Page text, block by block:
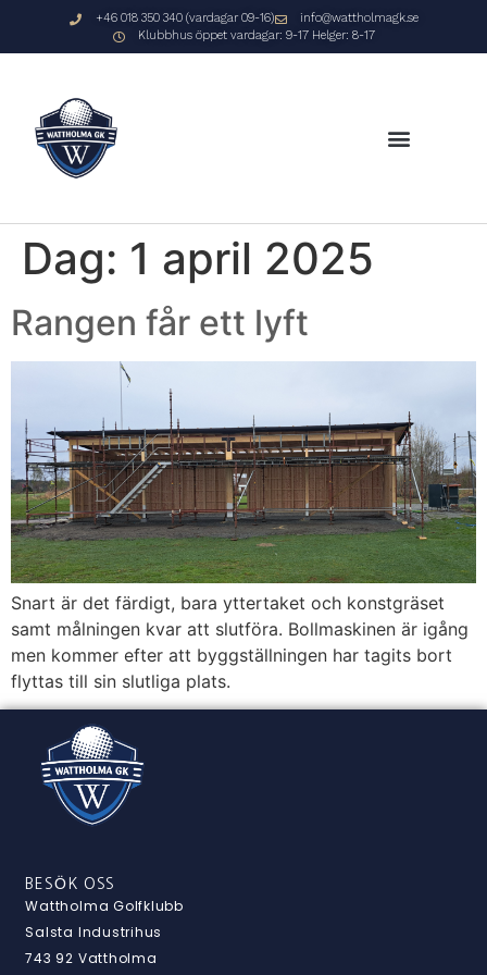
+46 018 350 340 (vardagar 09-16)
info@wattholmagk.se
Klubbhus öppet vardagar: 9-17 Helger: 8-17
Dag: 1 april 2025
Rangen får ett lyft
Snart är det färdigt, bara yttertaket och konstgräset
samt målningen kvar att slutföra. Bollmaskinen är igång
men kommer efter att byggställningen har tagits bort
flyttas till sin slutliga plats.
BESÖK OSS
Wattholma Golfklubb
Salsta Industrihus
743 92 Vattholma